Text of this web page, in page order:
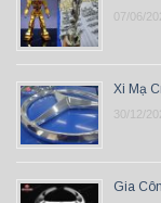
07/06/
Xi Mạ
30/12/
Gia